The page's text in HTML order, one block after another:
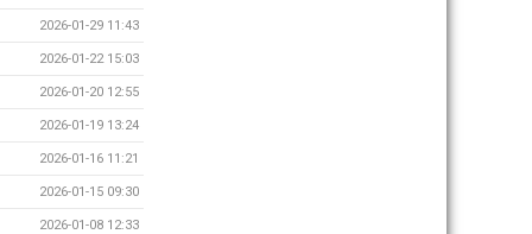
2026-01-29 11:43
2026-01-22 15:03
2026-01-20 12:55
2026-01-19 13:24
2026-01-16 11:21
2026-01-15 09:30
2026-01-08 12:33